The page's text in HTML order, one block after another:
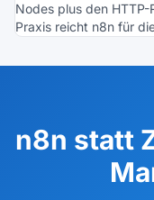
Nodes plus den
Praxis reicht n8n für
n8n statt